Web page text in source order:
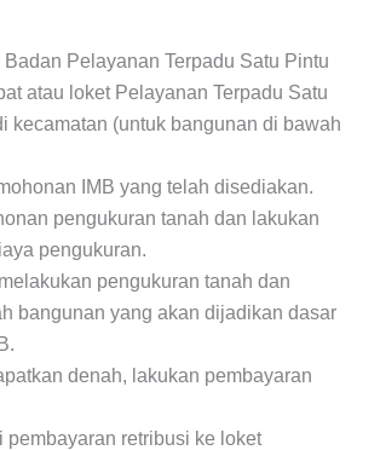
Badan Pelayanan Terpadu Satu Pintu
atau loket Pelayanan Terpadu Satu
kecamatan (untuk bangunan di bawah
IMB yang telah disediakan.
pengukuran tanah dan lakukan
pengukuran.
pengukuran tanah dan
bangunan yang akan dijadikan dasar
denah, lakukan pembayaran
pembayaran retribusi ke loket